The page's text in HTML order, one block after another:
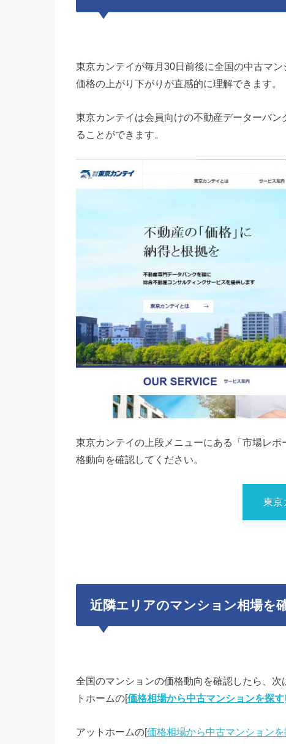
東京カンテイが毎月30日前後に全国の中古マ
価格の上がり下がりが直感的に理解できます。
東京カンテイは会員向けの不動産データーバン
ることができます。
東京カンテイの上段メニューにある「市場レ
格動向を確認してください。
東京
近隣エリアのマンション相場を
全国のマンションの価格動向を確認したら、
トホームの[価格相場から中古マンションを探す
アットホームの[価格相場から中古マンションを